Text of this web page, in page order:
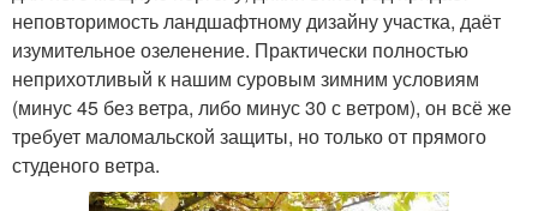
неповторимость ландшафтному дизайну участка, даёт
изумительное озеленение. Практически полностью
неприхотливый к нашим суровым зимним условиям
(минус 45 без ветра, либо минус 30 с ветром), он всё же
требует маломальской защиты, но только от прямого
студеного ветра.